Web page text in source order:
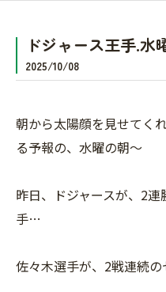
ドジャース王手.
2025/10/08
朝から太陽顔を見せてく
る予報の、水曜の朝〜
昨日、ドジャースが、2
手…
佐々木選手が、2戦連続の